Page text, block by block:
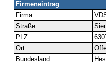
Firmeneintrag
Firma:
Straße:
PLZ:
Ort:
Bundesland: